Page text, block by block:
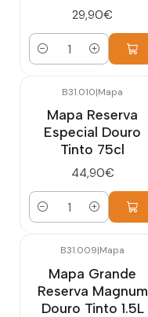
29,90€
Cantidad
B31.010|Mapa
Mapa Reserva
Especial Douro
Tinto 75cl
44,90€
Cantidad
B31.009|Mapa
Mapa Grande
Reserva Magnum
Douro Tinto 1.5L